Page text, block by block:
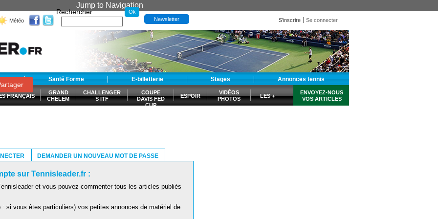
Jump to Navigation
Météo
Rechercher
Newsletter S'inscrire Se connecter
Santé Forme E-billetterie Stages Annonces tennis
FRANÇAIS
GRAND
CHELEM
CHALLENGER
S ITF
COUPE
DAVIS FED
CUP
ESPOIR
VIDÉOS
PHOTOS
LES +
ENVOYEZ-NOUS
VOS ARTICLES
DEMANDER UN NOUVEAU MOT DE PASSE
sur Tennisleader.fr :
et vous pouvez commenter tous les articles publiés
si vous êtes particuliers) vos petites annonces de matériel de